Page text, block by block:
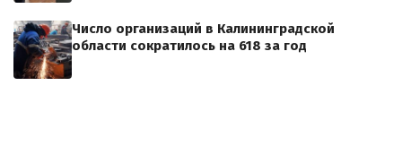
Число организаций в Калининградской
области сократилось на 618 за год